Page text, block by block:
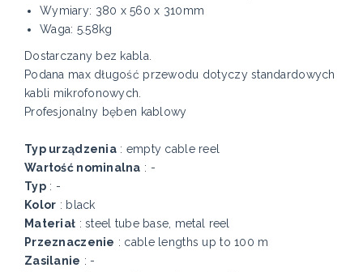
Wymiary: 380 x 560 x 310mm
Waga: 5.58kg
Dostarczany bez kabla.
Podana max długość przewodu dotyczy standardowych
kabli mikrofonowych.
Profesjonalny bęben kablowy
Typ urządzenia: empty cable reel
Wartość nominalna : -
Typ: -
Kolor : black
Materiał : steel tube base, metal reel
Przeznaczenie : cable lengths up to 100 m
Zasilanie : -